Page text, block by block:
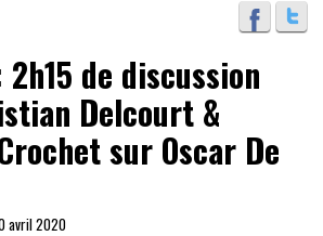
2h15 de discussion
Delcourt &
sur Oscar De
avril 2020